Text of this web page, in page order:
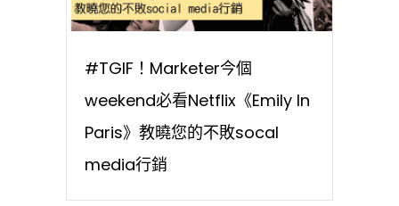
#TGIF！Marketer今個
weekend必看Netflix《Emily In
Paris》教曉您的不敗socal
media行銷